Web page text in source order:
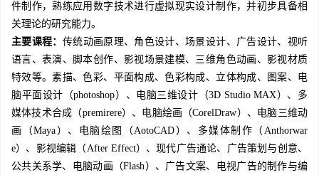
件制作，熟练应用数字技术进行虚拟现实设计制作，并初步具备相
关理论的研究能力。
主要课程： 传统动画原理、角色设计、场景设计、广告设计、视听
语言、表演、脚本创作、影视场景建模、三维角色动画、影视材质
特效等。素描、色彩、平面构成、色彩构成、立体构成、图案、电
脑平面设计（photoshop）、电脑三维设计（3D Studio MAX）、多
媒体技术合成（premirere）、电脑绘画（CorelDraw）、电脑三维动
画（Maya）、电脑绘图（AotoCAD）、多媒体制作（Anthorwar
e）、影视编辑（After Effect）、现代广告通论、广告策划与创意、
公共关系学、电脑动画（Flash）、广告文案、电视广告的制作与编